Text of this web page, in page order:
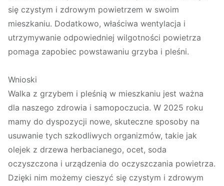
się czystym i zdrowym powietrzem w swoim
mieszkaniu. Dodatkowo, właściwa wentylacja i
utrzymywanie odpowiedniej wilgotności powietrza
pomaga zapobiec powstawaniu grzyba i pleśni.
Wnioski
Walka z grzybem i pleśnią w mieszkaniu jest ważna
dla naszego zdrowia i samopoczucia. W 2025 roku
mamy do dyspozycji nowe, skuteczne sposoby na
usuwanie tych szkodliwych organizmów, takie jak
olejek z drzewa herbacianego, ocet, soda
oczyszczona i urządzenia do oczyszczania powietrza.
Dzięki nim możemy cieszyć się czystym i zdrowym